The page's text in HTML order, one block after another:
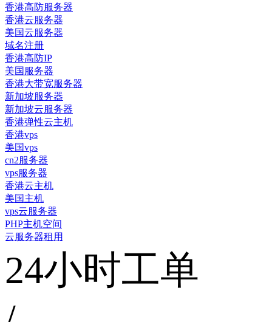
香港高防服务器
香港云服务器
美国云服务器
域名注册
香港高防IP
美国服务器
香港大带宽服务器
新加坡服务器
新加坡云服务器
香港弹性云主机
香港vps
美国vps
cn2服务器
vps服务器
香港云主机
美国主机
vps云服务器
PHP主机空间
云服务器租用
24小时工单